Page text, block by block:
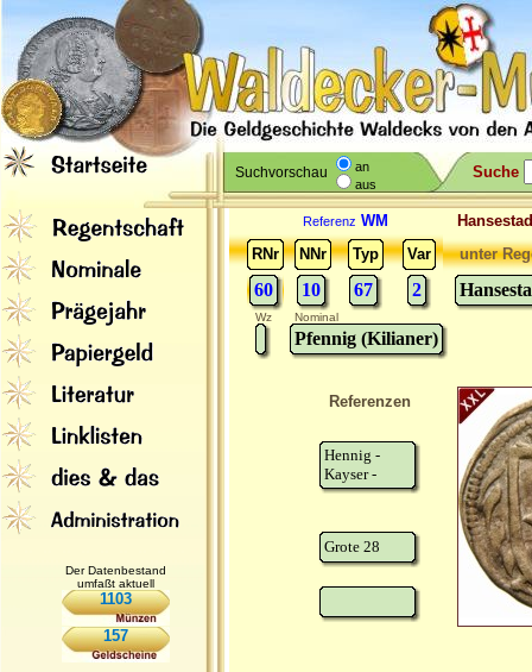
Suchvorschau
an
aus
Suche
Der Datenbestand
umfaßt aktuell
1103
157
Referenz WM
RNr
NNr Typ Var
60 10 67 2
unter
Wz Nominal
Pfennig (Kilianer)
Referenzen
Hennig -
Kayser -
Grote 28